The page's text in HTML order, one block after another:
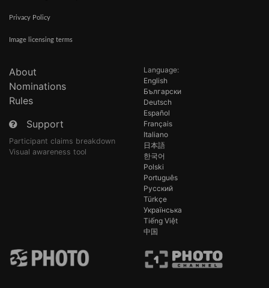
Privacy Policy
Image licensing terms
About
Nominations
Rules
Support
Participant claims breakdown
Visual awareness tool
Language:
English
Български
Deutsch
Español
Français
Italiano
日本語
한국어
Polski
Português
Русский
Türkçe
Українська
Tiếng Việt
中国